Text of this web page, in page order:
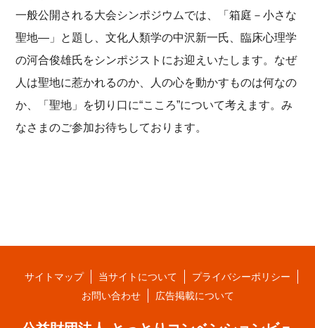
一般公開される大会シンポジウムでは、「箱庭－小さな
聖地―」と題し、文化人類学の中沢新一氏、臨床心理学
の河合俊雄氏をシンポジストにお迎えいたします。なぜ
人は聖地に惹かれるのか、人の心を動かすものは何なの
か、「聖地」を切り口に“こころ”について考えます。み
なさまのご参加お待ちしております。
サイトマップ 当サイトについて
プライバシーポリシー
お問い合わせ
広告掲載について